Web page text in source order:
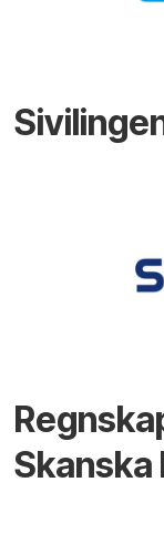
Skanska